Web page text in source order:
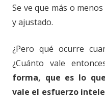
Se ve que más o
y ajustado.
¿Pero qué ocurre
¿Cuánto vale
forma, que es lo
vale el esfuerzo